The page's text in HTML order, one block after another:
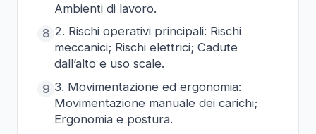
Ambienti di lavoro.
8 2. Rischi operativi principali: Rischi
meccanici; Rischi elettrici; Cadute
dall’alto e uso scale.
9 3. Movimentazione ed ergonomia:
Movimentazione manuale dei carichi;
Ergonomia e postura.